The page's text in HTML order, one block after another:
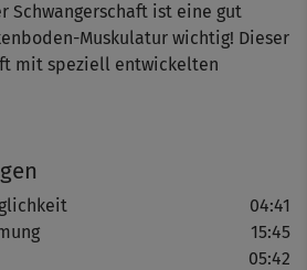
Schwangerschaft ist eine gut
Muskulatur wichtig! Dieser
mit speziell entwickelten
zu trainierende
und Gesundheitsexperte &
Pinnig haben ein Programm
04:41
15:45
05:42